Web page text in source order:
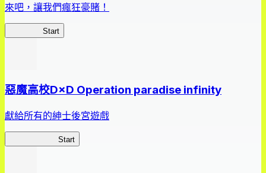
來吧，讓我們瘋狂豪賭！
Start
惡魔高校D×D Operation paradise infinity
獻給所有的紳士後宮遊戲
Start